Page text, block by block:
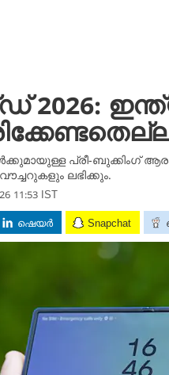
പ്രീ-ബുക്കിംഗ്
ലഭിക്കും.
IST
ഷെയർ Snapchat